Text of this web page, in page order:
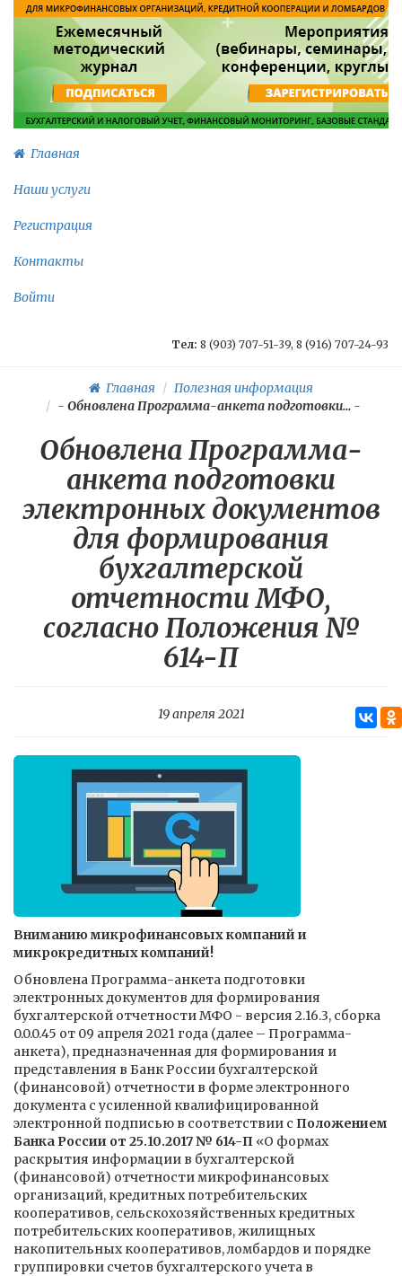
Главная
Наши услуги
Регистрация
Контакты
Войти
Тел: 8 (903) 707-51-39, 8 (916) 707-24-93
Главная
Полезная информация
- Обновлена Программа-анкета подготовки... -
Обновлена Программа-
анкета подготовки
электронных документов
для формирования
бухгалтерской
отчетности МФО,
согласно Положения №
614-П
19 апреля 2021
Вниманию микрофинансовых компаний и
микрокредитных компаний!
Обновлена Программа-анкета подготовки
электронных документов для формирования
бухгалтерской отчетности МФО - версия 2.16.3, сборка
0.0.0.45 от 09 апреля 2021 года (далее – Программа-
анкета), предназначенная для формирования и
представления в Банк России бухгалтерской
(финансовой) отчетности в форме электронного
документа с усиленной квалифицированной
электронной подписью в соответствии с Положением
Банка России от 25.10.2017 № 614-П «О формах
раскрытия информации в бухгалтерской
(финансовой) отчетности микрофинансовых
организаций, кредитных потребительских
кооперативов, сельскохозяйственных кредитных
потребительских кооперативов, жилищных
накопительных кооперативов, ломбардов и порядке
группировки счетов бухгалтерского учета в